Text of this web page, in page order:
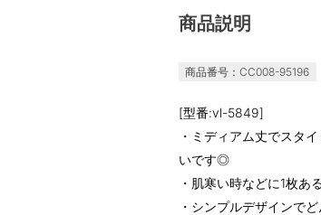
商品説明
商品番号：CC008-95196
[型番:vl-5849]
・ミディアム丈でスタ
いです◎
・肌寒い時などに1枚あ
・シンプルデザインで